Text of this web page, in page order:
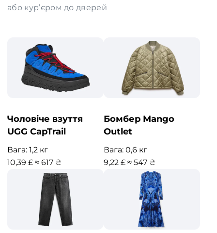
або кур’єром до дверей
Чоловіче взуття
UGG CapTrail
Вага: 1,2 кг
10,39 £ ≈ 617 ₴
Бомбер Mango
Outlet
Вага: 0,6 кг
9,22 £ ≈ 547 ₴